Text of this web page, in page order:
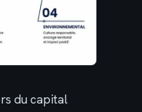
du capital